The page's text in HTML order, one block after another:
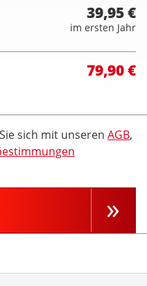
39,95 €
im ersten Jahr
79,90 €
sich mit unseren AGB,